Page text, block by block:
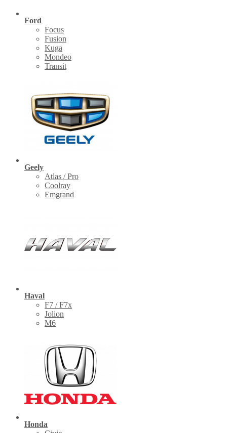
Ford
Focus
Fusion
Kuga
Mondeo
Transit
Geely
Atlas / Pro
Coolray
Emgrand
Haval
F7 / F7x
Jolion
M6
Honda